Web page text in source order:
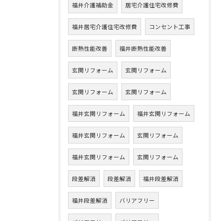
福井介護補助金 居宅介護住宅改修費
福井居宅介護住宅改修費 コンセント工事
断熱性能改善 福井断熱性能改善
玄関リフォーム 玄関リフォーム
玄関リフォーム 玄関リフォーム
福井玄関リフォーム 福井玄関リフォーム
福井玄関リフォーム 玄関リフォーム
福井玄関リフォーム 玄関リフォーム
段差解消 段差解消 福井段差解消
福井段差解消 バリアフリー